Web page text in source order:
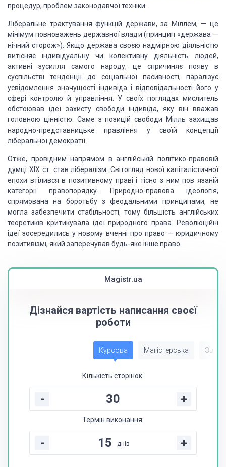
процедур, проблем законодавчої техніки.
Ліберальне трактування функцій держави, за Міллем, — це
мінімум повноважень державної влади (принцип «держава —
нічний сторож»). Якщо держава своєю надмірною діяльністю
витісняє індивідуальну чи колективну діяльність людей,
активні зусилля самого народу, це спричиняє появу в
суспільстві тенденції до соціальної пасивності, паралізує
усвідомлення значущості індивіда і відповідальності його у
сфері контролю й управління. У своїх поглядах мислитель
обстоював ідеї захисту свободи індивіда, яку він вважав
головною цінністю. Саме з позицій свободи Мілль захищав
народно-представницьке правління у своїй концепції
ліберальної демократії.
Отже, провідним напрямом в англійській політико-правовій
думці XIX ст. став лібералізм. Світогляд нової капіталістичної
епохи втілився в позитивному праві і тісно з ним пов язаній
категорії правопорядку. Природно-правова ідеологія,
спрямована на боротьбу з феодальними принципами, не
могла забезпечити стабільності, тому більшість англійських
теоретиків критикувала ідеї природного права. Революційні
ідеї зосередились у новому вченні про право — юридичному
позитивізмі, який заперечував будь-яке інше право.
Magistr.ua
Дізнайся вартість написання своєї
роботи
Курсова Магістерська Звіт
Кількість сторінок:
- +
Термін виконання:
- днів +